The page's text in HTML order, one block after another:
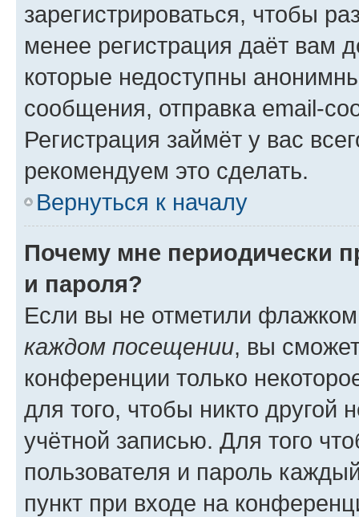
зарегистрироваться, чтобы
менее регистрация даёт вам
которые недоступны
сообщения, отправка email-
Регистрация займёт у вас
рекомендуем это сделать.
Вернуться к началу
Почему мне периодически
и пароля?
Если вы не отметили
каждом посещении, вы
конференции только
для того, чтобы никто другой
учётной записью. Для того
пользователя и пароль
пункт при входе на